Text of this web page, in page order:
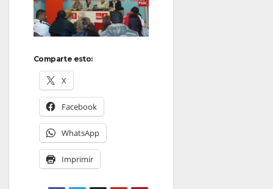
Comparte esto:
X
Facebook
WhatsApp
Imprimir